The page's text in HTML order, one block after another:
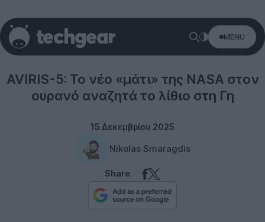
MENU
Technology
AVIRIS-5: Το νέο «μάτι» της NASA στον
ουρανό αναζητά το λίθιο στη Γη
15 Δεκεμβρίου 2025
Nikolas Smaragdis
Share